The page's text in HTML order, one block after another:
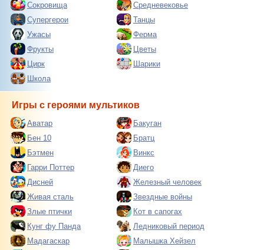
Сокровища
Средневековье
Супергерои
Танцы
Ужасы
Ферма
Фрукты
Цветы
Цирк
Шарики
Школа
Игры с героями мультиков
Аватар
Бакуган
Бен 10
Братц
Бэтмен
Винкс
Гарри Поттер
Диего
Дисней
Железный человек
Живая сталь
Звездные войны
Злые птички
Кот в сапогах
Кунг фу Панда
Ледниковый период
Мадагаскар
Малышка Хейзел